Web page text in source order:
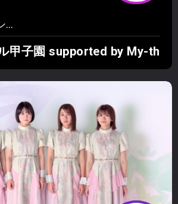
品川インターシティホール＆貸会議室, 日本、〒108-0075 東京都港区港南２丁目１５−４ 品川インターシティホール 棟1F B1F
甲子園 supported by My-th